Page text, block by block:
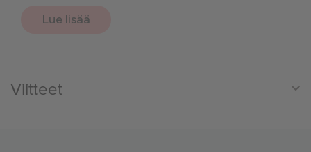
Lue lisää
Viitteet